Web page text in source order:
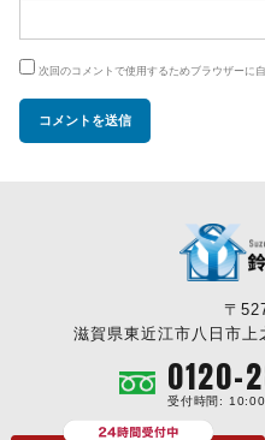
次回のコメントで使用するためブラウザーに
〒
滋賀県東近江市八日市
0120-
受付時間: